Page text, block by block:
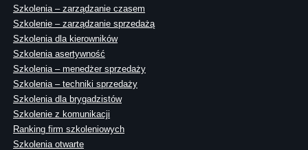
Szkolenia – zarządzanie czasem
Szkolenie – zarządzanie sprzedażą
Szkolenia dla kierowników
Szkolenia asertywność
Szkolenia – menedżer sprzedaży
Szkolenia – techniki sprzedaży
Szkolenia dla brygadzistów
Szkolenie z komunikacji
Ranking firm szkoleniowych
Szkolenia otwarte